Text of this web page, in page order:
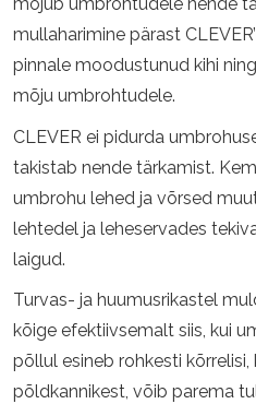
mullaharimine pärast
pinnale moodustunud kihi
mõju umbrohtudele.
CLEVER ei pidurda
takistab nende tärkamist.
umbrohu lehed ja võrsed
lehtedel ja leheservades
laigud.
Turvas- ja huumusrikastel
kõige efektiivsemalt siis, kui
põllul esineb rohkesti
põldkannikest, võib parema